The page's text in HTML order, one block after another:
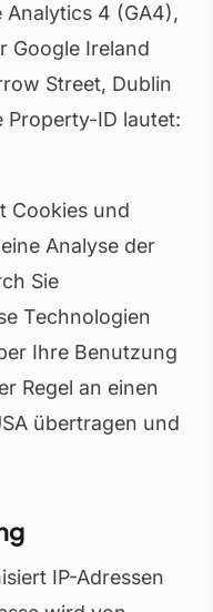
Analytics 4 (GA4),
Google Ireland
Street, Dublin
Property-ID lautet:
Cookies und
Analyse der
Sie
Technologien
Ihre Benutzung
Regel an einen
übertragen und
IP-Adressen